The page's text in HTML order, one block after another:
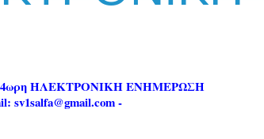
ΗΛΕΚΤΡΟΝΙΚΗ ΕΝΗΜΕΡΩΣΗ
sv1salfa@gmail.com -